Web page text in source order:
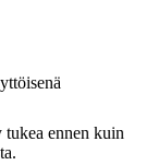
tukea ennen kuin